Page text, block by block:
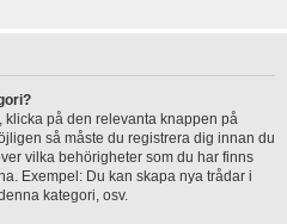
klicka på den relevanta knappen på
så måste du registrera dig innan du
vilka behörigheter som du har finns
Exempel: Du kan skapa nya trådar i
kategori, osv.